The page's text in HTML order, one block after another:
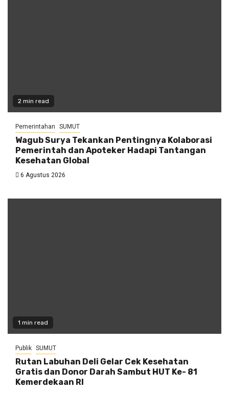
2 min read
Pemerintahan SUMUT
Wagub Surya Tekankan Pentingnya Kolaborasi
Pemerintah dan Apoteker Hadapi Tantangan
Kesehatan Global
6 Agustus 2026
1 min read
Publik SUMUT
Rutan Labuhan Deli Gelar Cek Kesehatan
Gratis dan Donor Darah Sambut HUT Ke- 81
Kemerdekaan RI